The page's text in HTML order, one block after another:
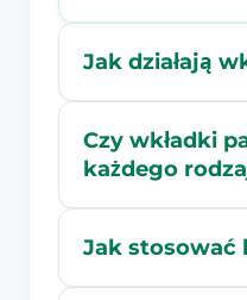
Jak działają
Czy wkładki
każdego
Jak stosować